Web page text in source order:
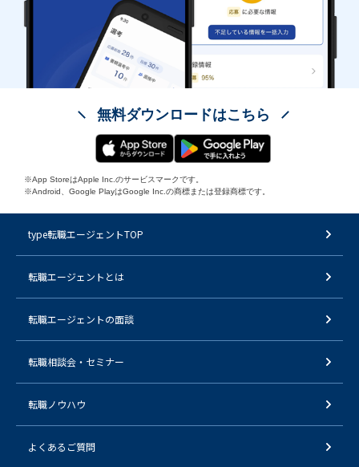
無料ダウンロードはこちら
※App StoreはApple Inc.のサービスマークです。
※Android、Google PlayはGoogle Inc.の商標または登録商標です。
type転職エージェントTOP
転職エージェントとは
転職エージェントの面談
転職相談会・セミナー
転職ノウハウ
よくあるご質問